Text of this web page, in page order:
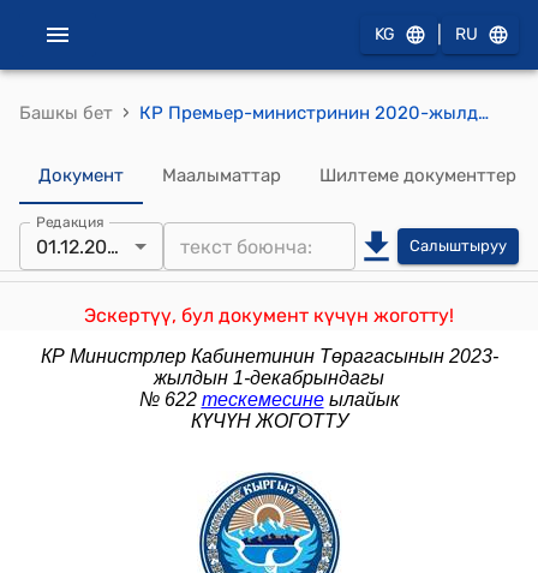
KG RU
Башкы бет › КР Премьер-министринин 2020-жылдын 1-октябрындагы № 430 (Кыргыз Республикасынын Өкмөтүнө караштуу Мамлекеттик материалдык резервдер фондунун коллегия мүчөлөрү болуп төмөнкүлөр бекитүү жөнүндө) буйругу
Документ Маалыматтар Шилтеме документтер
Редакция
01.12.2023 Салыштыруу
Эскертүү, бул документ күчүн жоготту!